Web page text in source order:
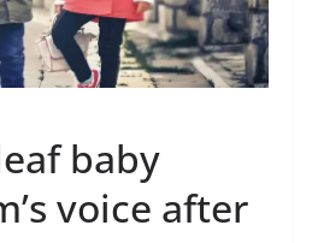
baby
voice after